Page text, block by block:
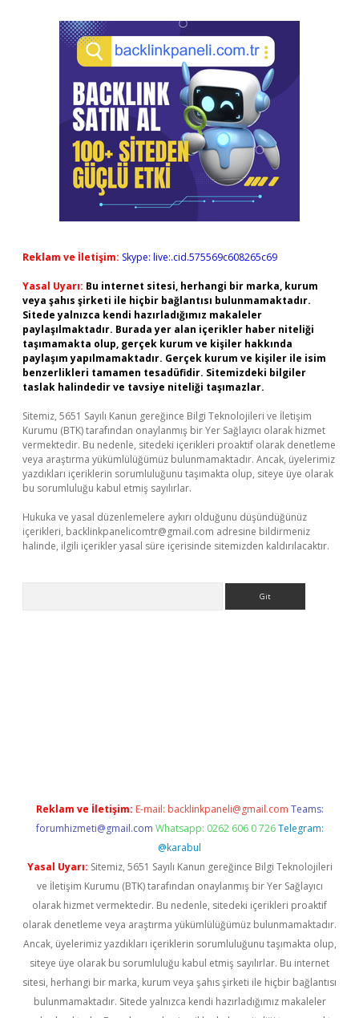
Reklam ve İletişim: Skype: live:.cid.575569c608265c69
Yasal Uyarı: Bu internet sitesi, herhangi bir marka, kurum
veya şahıs şirketi ile hiçbir bağlantısı bulunmamaktadır.
Sitede yalnızca kendi hazırladığımız makaleler
paylaşılmaktadır. Burada yer alan içerikler haber niteliği
taşımamakta olup, gerçek kurum ve kişiler hakkında
paylaşım yapılmamaktadır. Gerçek kurum ve kişiler ile isim
benzerlikleri tamamen tesadüfidir. Sitemizdeki bilgiler
taslak halindedir ve tavsiye niteliği taşımazlar.
Sitemiz, 5651 Sayılı Kanun gereğince Bilgi Teknolojileri ve İletişim
Kurumu (BTK) tarafından onaylanmış bir Yer Sağlayıcı olarak hizmet
vermektedir. Bu nedenle, sitedeki içerikleri proaktif olarak denetleme
veya araştırma yükümlülüğümüz bulunmamaktadır. Ancak, üyelerimiz
yazdıkları içeriklerin sorumluluğunu taşımakta olup, siteye üye olarak
bu sorumluluğu kabul etmiş sayılırlar.
Hukuka ve yasal düzenlemelere aykırı olduğunu düşündüğünüz
içerikleri, backlinkpanelicomtr@gmail.com adresine bildirmeniz
halinde, ilgili içerikler yasal süre içerisinde sitemizden kaldırılacaktır.
Reklam ve İletişim: E-mail: backlinkpaneli@gmail.com Teams:
forumhizmeti@gmail.com Whatsapp: 0262 606 0 726 Telegram:
@karabul
Yasal Uyarı: Sitemiz, 5651 Sayılı Kanun gereğince Bilgi Teknolojileri
ve İletişim Kurumu (BTK) tarafından onaylanmış bir Yer Sağlayıcı
olarak hizmet vermektedir. Bu nedenle, sitedeki içerikleri proaktif
olarak denetleme veya araştırma yükümlülüğümüz bulunmamaktadır.
Ancak, üyelerimiz yazdıkları içeriklerin sorumluluğunu taşımakta olup,
siteye üye olarak bu sorumluluğu kabul etmiş sayılırlar. Bu internet
sitesi, herhangi bir marka, kurum veya şahıs şirketi ile hiçbir bağlantısı
bulunmamaktadır. Sitede yalnızca kendi hazırladığımız makaleler